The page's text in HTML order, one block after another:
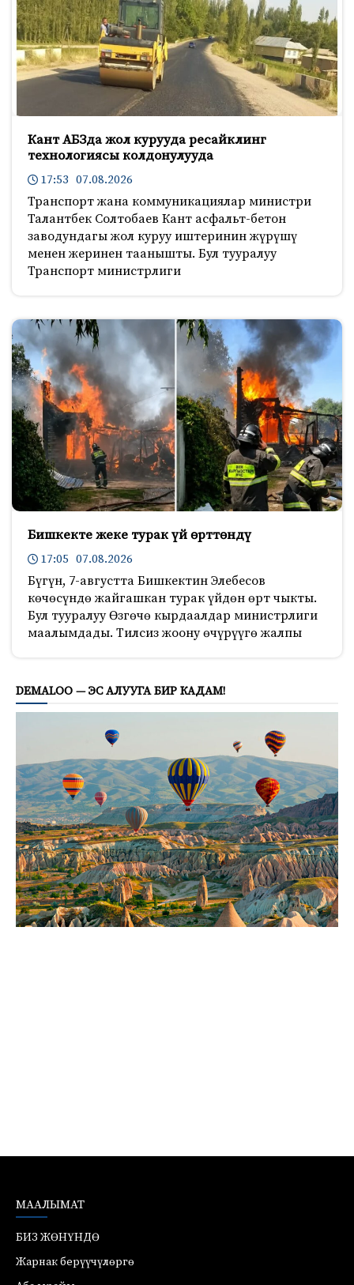
Кант АБЗда жол курууда ресайклинг
технологиясы колдонулууда
17:53 07.08.2026
Транспорт жана коммуникациялар министри
Талантбек Солтобаев Кант асфальт-бетон
заводундагы жол куруу иштеринин жүрүшү
менен жеринен таанышты. Бул тууралуу
Транспорт министрлиги
Бишкекте жеке турак үй өрттөндү
17:05 07.08.2026
Бүгүн, 7-августта Бишкектин Элебесов
көчөсүндө жайгашкан турак үйдөн өрт чыкты.
Бул тууралуу Өзгөчө кырдаалдар министрлиги
маалымдады. Тилсиз жоону өчүрүүгө жалпы
DEMALOO — ЭС АЛУУГА БИР КАДАМ!
МААЛЫМАТ
БИЗ ЖӨНҮНДӨ
Жарнак берүүчүлөргө